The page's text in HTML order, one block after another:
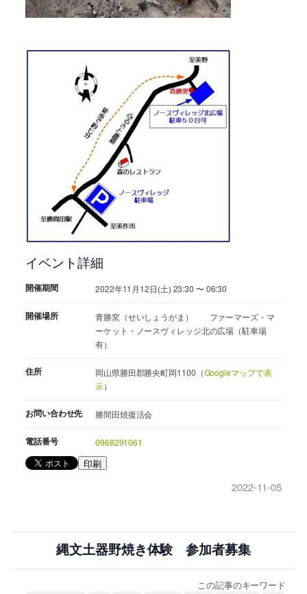
イベント詳細
開催期間 2022年11月12日(土) 23:30 〜 06:30
開催場所
青勝窯（せいしょうがま） ファーマーズ・マ
ーケット・ノースヴィレッジ北の広場（駐車場
有）
住所 岡山県勝田郡勝央町岡1100（Googleマップで表
示）
お問い合わせ先 勝間田焼復活会
電話番号 0968291061
印刷
2022-11-05
縄文土器野焼き体験 参加者募集
この記事のキーワード